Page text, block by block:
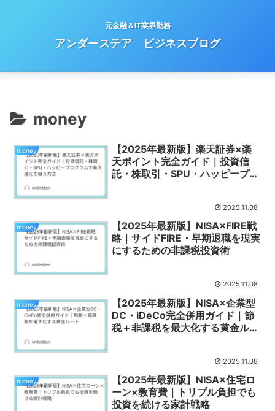
元金融＆IT業界勤務
アンダーステア ビジネスブログ
money
money
【2025年最新版】楽天証券×楽
天ポイント完全ガイド｜投資信
託・株取引・SPU・ハッピープロ
2025.11.08
money
【2025年最新版】NISA×FIRE戦
略｜サイドFIRE・早期退職を現実
にするための非課税投資術
2025.11.08
money
【2025年最新版】NISA×企業型
DC・iDeCo完全併用ガイド｜節
税＋非課税を最大化する黄金ルー
2025.11.08
money
【2025年最新版】NISA×住宅ロ
ーン×教育費｜トリプル負担でも
投資を続ける家計戦略